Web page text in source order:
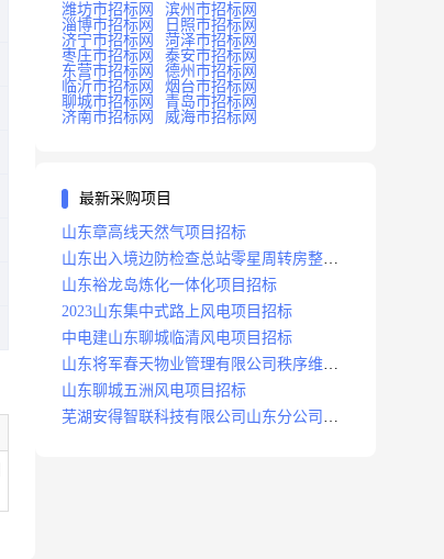
潍坊市招标网
滨州市招标网
淄博市招标网
日照市招标网
济宁市招标网
菏泽市招标网
枣庄市招标网
泰安市招标网
东营市招标网
德州市招标网
临沂市招标网
烟台市招标网
聊城市招标网
青岛市招标网
济南市招标网
威海市招标网
最新采购项目
山东章高线天然气项目招标
山东出入境边防检查总站零星周转房整修
项目招标中标
山东裕龙岛炼化一体化项目招标
2023山东集中式路上风电项目招标
中电建山东聊城临清风电项目招标
山东将军春天物业管理有限公司秩序维护
服务项目招标公告
山东聊城五洲风电项目招标
芜湖安得智联科技有限公司山东分公司济